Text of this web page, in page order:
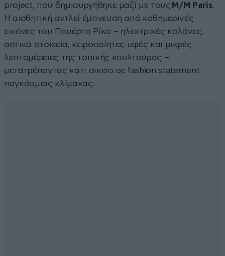
project, που δημιουργήθηκε μαζί με τους M/M Paris.
Η αισθητική αντλεί έμπνευση από καθημερινές
εικόνες του Πουέρτο Ρίκο – ηλεκτρικές κολόνες,
αστικά στοιχεία, χειροποίητες υφές και μικρές
λεπτομέρειες της τοπικής κουλτούρας –
μετατρέποντας κάτι οικείο σε fashion statement
παγκόσμιας κλίμακας.